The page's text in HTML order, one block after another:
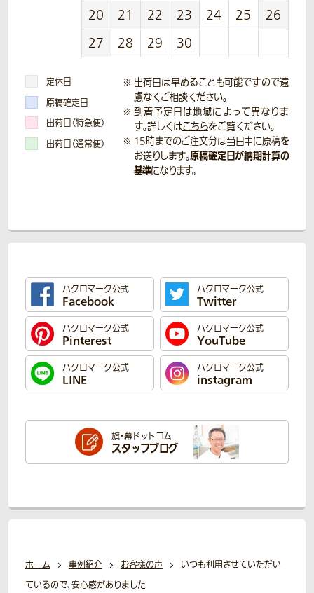
20
21 22 23 24 25
26
27
28 29 30
定休日
原稿確定日
出荷日（特急便）
出荷日（通常便）
出荷日は早めることも可能ですので遠
慮なくご相談ください。
到着予定日は地域によって異なりま
す。詳しくはこちらをご覧ください。
15時までのご注文分は当日中に原稿を
お送りします。原稿確定日が納期計算の
基準になります。
ハクロマーク公式
Facebook
ハクロマーク公式
Twitter
ハクロマーク公式
Pinterest
ハクロマーク公式
YouTube
ハクロマーク公式
LINE
ハクロマーク公式
instagram
旗・幕ドットコム
スタッフブログ
ホーム 事例紹介 お客様の声
いつも利用させていただい
ているので、安心感がありました